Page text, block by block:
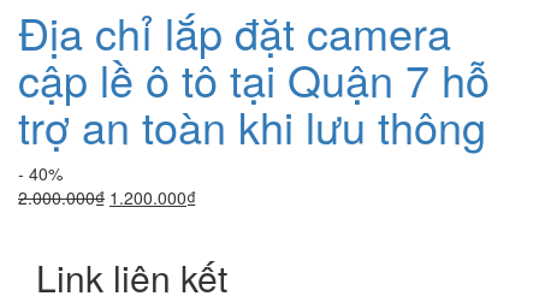
Địa chỉ lắp đặt camera
cập lề ô tô tại Quận 7 hỗ
trợ an toàn khi lưu thông
- 40%
2.000.000₫ Giá
2.000.000₫.
1.200.000₫Giá
là:
1.200.000₫.
Link liên kết